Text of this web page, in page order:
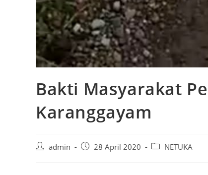
Bakti Masyarakat
Karanggayam
Postadmin
Post 28 April 2020
Post NETUKA